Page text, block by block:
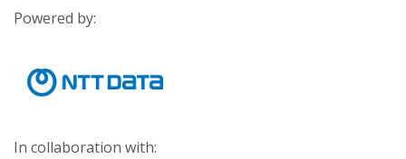
Powered by:
In collaboration with: